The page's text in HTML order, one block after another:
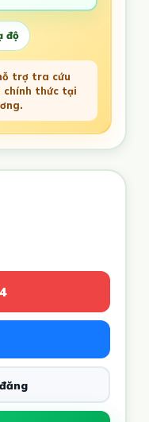
độ
trợ tra cứu
chính thức tại